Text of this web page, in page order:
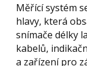
Měřící systém
hlavy, která
snímače délky
kabelů,
a zařízení pro